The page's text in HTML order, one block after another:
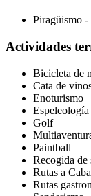
Piragüismo
Actividades
Bicicleta de
Cata de
Enoturismo
Espeleología
Golf
Paintball
Recogida de
Rutas a
Rutas